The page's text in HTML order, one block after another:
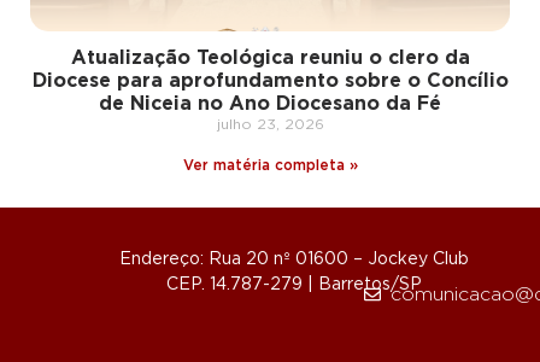
Atualização Teológica reuniu o clero da
Diocese para aprofundamento sobre o Concílio
de Niceia no Ano Diocesano da Fé
julho 23, 2026
Ver matéria completa »
Endereço: Rua 20 nº 01600 – Jockey Club
CEP. 14.787-279 | Barretos/SP